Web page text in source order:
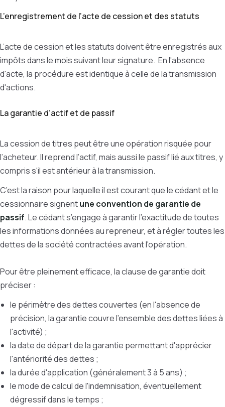
L’enregistrement de l’acte de cession et des statuts
L’acte de cession et les statuts doivent être enregistrés aux
impôts dans le mois suivant leur signature. En l'absence
d'acte, la procédure est identique à celle de la transmission
d'actions.
La garantie d’actif et de passif
La cession de titres peut être une opération risquée pour
l’acheteur. Il reprend l’actif, mais aussi le passif lié aux titres, y
compris s'il est antérieur à la transmission.
C’est la raison pour laquelle il est courant que le cédant et le
cessionnaire signentune convention de garantie de
passif. Le cédant s’engage à garantir l’exactitude de toutes
les informations données au repreneur, et à régler toutes les
dettes de la société contractées avant l'opération.
Pour être pleinement efficace, la clause de garantie doit
préciser :
le périmètre des dettes couvertes (en l'absence de
précision, la garantie couvre l'ensemble des dettes liées à
l'activité) ;
la date de départ de la garantie permettant d'apprécier
l'antériorité des dettes ;
la durée d'application (généralement 3 à 5 ans) ;
le mode de calcul de l'indemnisation, éventuellement
dégressif dans le temps ;